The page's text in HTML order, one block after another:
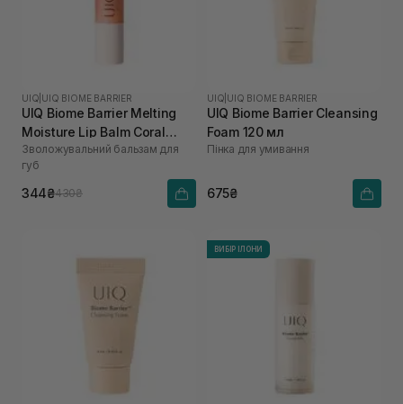
UIQ UIQ BIOME BARRIER
UIQ Biome Barrier Melting
Moisture Lip Balm Coral
Breeze 3,2 г
Зволожувальний бальзам для
губ
344₴430₴
UIQ UIQ BIOME BARRIER
UIQ Biome Barrier Cleansing
Foam 120 мл
Пінка для умивання
675₴
ВИБІР ІЛОНИ